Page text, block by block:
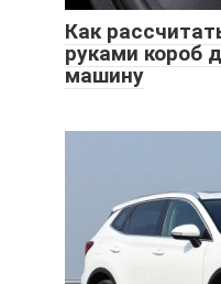
Как
руками короб
машину